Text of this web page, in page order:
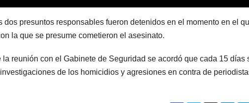
presuntos responsables fueron detenidos en el momento en el
la que se presume cometieron el asesinato.
reunión con el Gabinete de Seguridad se acordó que cada 15 días
de los homicidios y agresiones en contra de